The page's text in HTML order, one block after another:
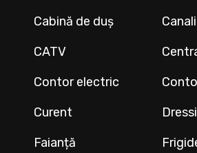
Cabină de duș
CATV
Contor electric
Curent
Faianță